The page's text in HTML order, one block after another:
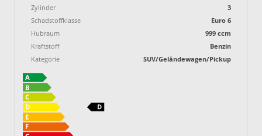
Zylinder
3
Schadstoffklasse
Euro 6
Hubraum
999 ccm
Kraftstoff
Benzin
Kategorie
SUV/Geländewagen/Pickup